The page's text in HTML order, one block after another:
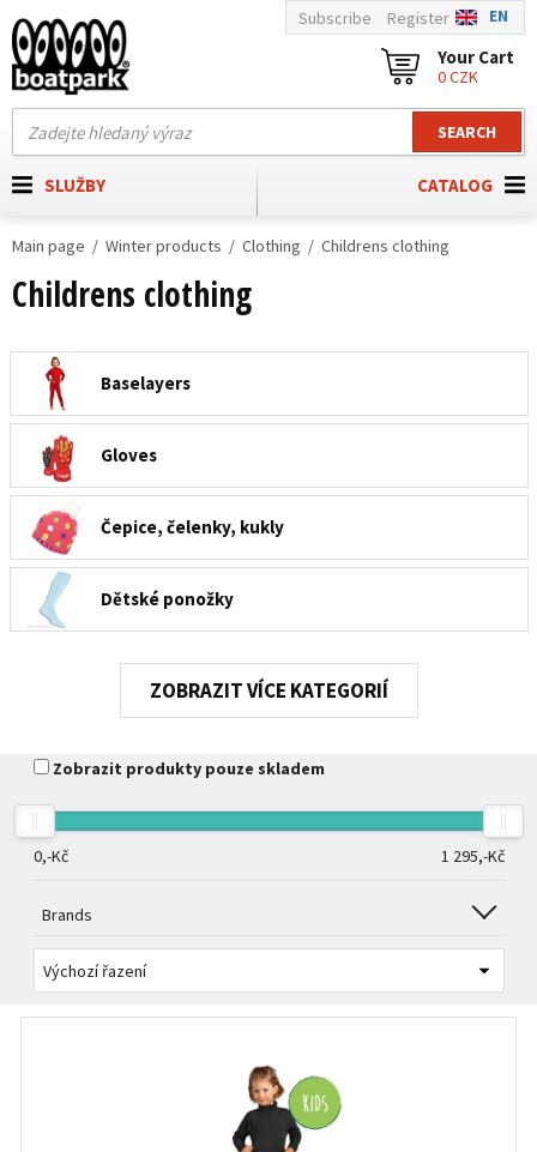
SEARCH
Subscribe Register EN
Your Cart
0 CZK
CATALOG
SLUŽBY
Main page Winter products Clothing Childrens clothing
Childrens clothing
Baselayers
Gloves
Čepice, čelenky, kukly
Dětské ponožky
Návleky na boty
KATEGORIÍ
Zobrazit produkty pouze skladem
0,-Kč 1 295,-Kč
Brands